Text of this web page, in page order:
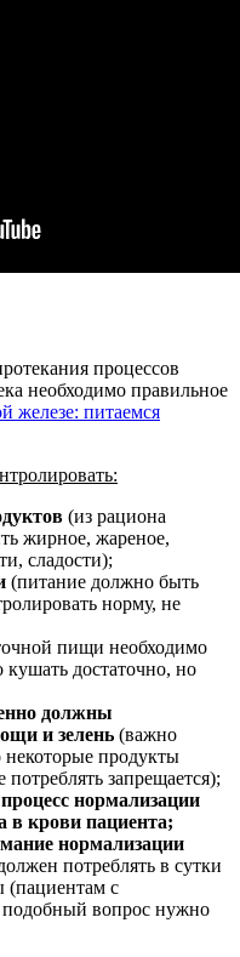
процессов
необходимо правильное
железе: питаемся
(из рациона
жирное, жареное,
сладости);
(питание должно быть
норму, не
пищи необходимо
достаточно, но
должны
и зелень (важно
некоторые продукты
запрещается);
нормализации
в крови пациента;
нормализации
потреблять в сутки
(пациентам с
вопрос нужно